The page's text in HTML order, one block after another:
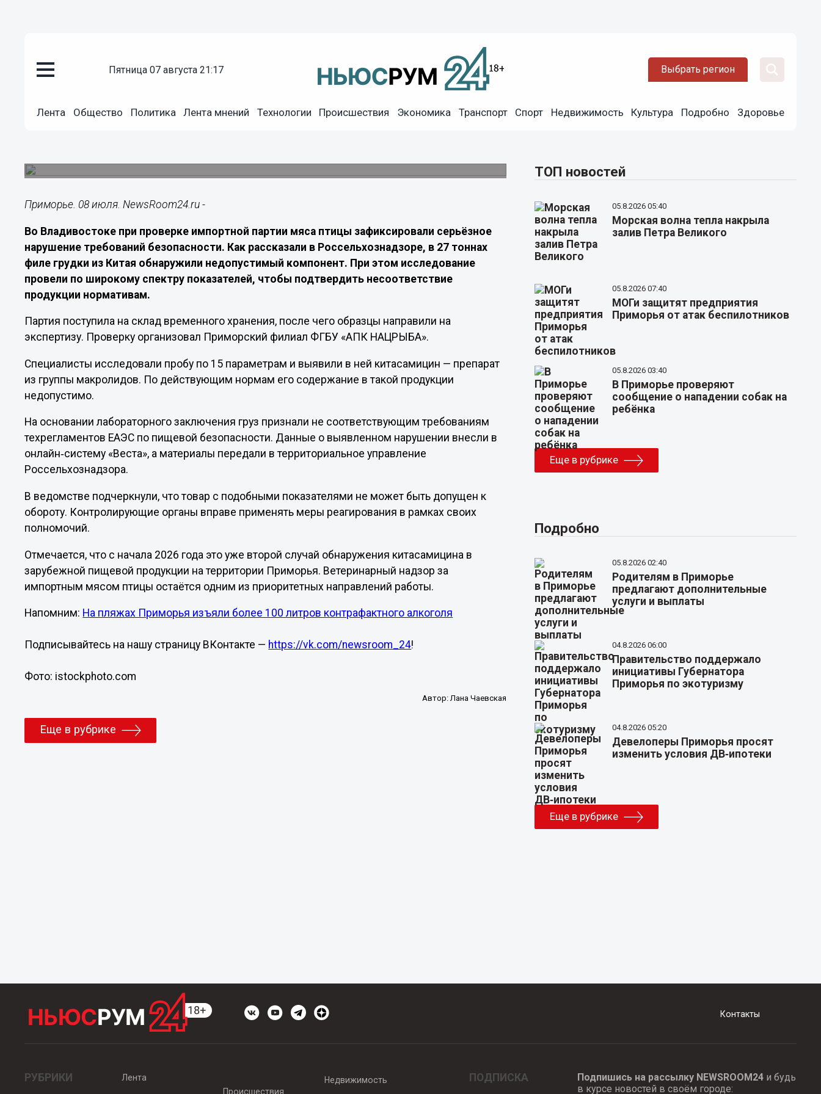
пятница 07 августа 21:17 Выбрать регион
Лента Общество Политика Лента мнений Технологии Происшествия Экономика Транспорт Спорт Недвижимость Культура Подробно Здоровье
В Приморье в курином филе из Китая нашли антибиотик
Приморье. 08 июля. NewsRoom24.ru -
Во Владивостоке при проверке импортной партии мяса птицы зафиксировали серьёзное
нарушение требований безопасности. Как рассказали в Россельхознадзоре, в 27 тоннах
филе грудки из Китая обнаружили недопустимый компонент. При этом исследование
провели по широкому спектру показателей, чтобы подтвердить несоответствие
продукции нормативам.
Партия поступила на склад временного хранения, после чего образцы направили на
экспертизу. Проверку организовал Приморский филиал ФГБУ «АПК НАЦРЫБА».
Специалисты исследовали пробу по 15 параметрам и выявили в ней китасамицин — препарат
из группы макролидов. По действующим нормам его содержание в такой продукции
недопустимо.
На основании лабораторного заключения груз признали не соответствующим требованиям
техрегламентов ЕАЭС по пищевой безопасности. Данные о выявленном нарушении внесли в
онлайн‑систему «Веста», а материалы передали в территориальное управление
Россельхознадзора.
В ведомстве подчеркнули, что товар с подобными показателями не может быть допущен к
обороту. Контролирующие органы вправе применять меры реагирования в рамках своих
полномочий.
Отмечается, что с начала 2026 года это уже второй случай обнаружения китасамицина в
зарубежной пищевой продукции на территории Приморья. Ветеринарный надзор за
импортным мясом птицы остаётся одним из приоритетных направлений работы.
Напомним: На пляжах Приморья изъяли более 100 литров контрафактного алкоголя
Подписывайтесь на нашу страницу ВКонтакте — https://vk.com/newsroom_24!
Фото: istockphoto.com
Автор:Лана Чаевская
Еще в рубрике
ТОП новостей
05.8.2026 05:40
Морская волна тепла накрыла
залив Петра Великого
05.8.2026 07:40
МОГи защитят предприятия
Приморья от атак беспилотников
05.8.2026 03:40
В Приморье проверяют
сообщение о нападении собак на
ребёнка
Еще в рубрике
Подробно
05.8.2026 02:40
Родителям в Приморье
предлагают дополнительные
услуги и выплаты
04.8.2026 06:00
Правительство поддержало
инициативы Губернатора
Приморья по экотуризму
04.8.2026 05:20
Девелоперы Приморья просят
изменить условия ДВ‑ипотеки
Еще в рубрике
Контакты
РУБРИКИ
Лента
Происшествия
Недвижимость ПОДПИСКА Подпишись на рассылку NEWSROOM24и будь
в курсе новостей в своём городе: